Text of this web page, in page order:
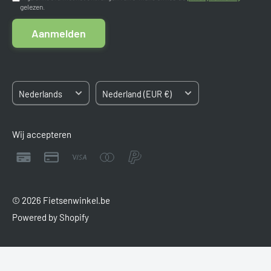
Kvk: 84663545
BTW: NL8633.03.808.B.01
Algemene voorwaarden
Sitemap
gelezen.
Aanmelden
TaalNederlands Land/regio
Nederland (EUR €)
Wij accepteren
© 2026 Fietsenwinkel.be
Powered by Shopify